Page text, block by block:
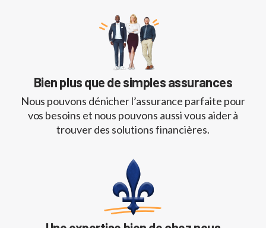
Bien plus que de simples assurances
Nous pouvons dénicher l’assurance parfaite pour
vos besoins et nous pouvons aussi vous aider à
trouver des solutions financières.